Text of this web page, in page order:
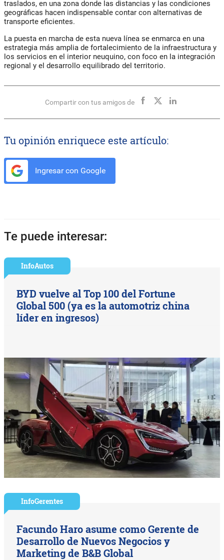
traslados, en una zona donde las distancias y las condiciones
geográficas hacen indispensable contar con alternativas de
transporte eficientes.
La puesta en marcha de esta nueva línea se enmarca en una
estrategia más amplia de fortalecimiento de la infraestructura y
los servicios en el interior neuquino, con foco en la integración
regional y el desarrollo equilibrado del territorio.
Compartir con tus amigos de
Tu opinión enriquece este artículo:
Ingresar con Google
Te puede interesar:
InfoAutos
BYD vuelve al Top 100 del Fortune
Global 500 (ya es la automotriz china
líder en ingresos)
InfoGerentes
Facundo Haro asume como Gerente de
Desarrollo de Nuevos Negocios y
Marketing de B&B Global